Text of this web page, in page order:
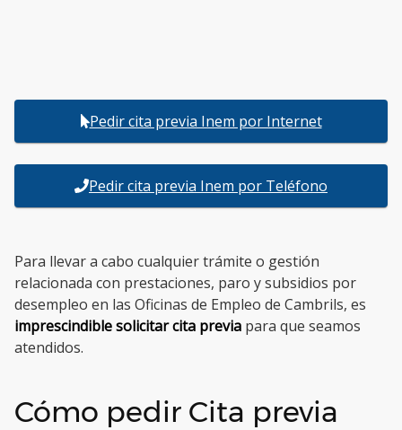
Pedir cita previa Inem por Internet
Pedir cita previa Inem por Teléfono
Para llevar a cabo cualquier trámite o gestión
relacionada con prestaciones, paro y subsidios por
desempleo en las Oficinas de Empleo de Cambrils, es
imprescindible solicitar cita previa para que seamos
atendidos.
Cómo pedir Cita previa